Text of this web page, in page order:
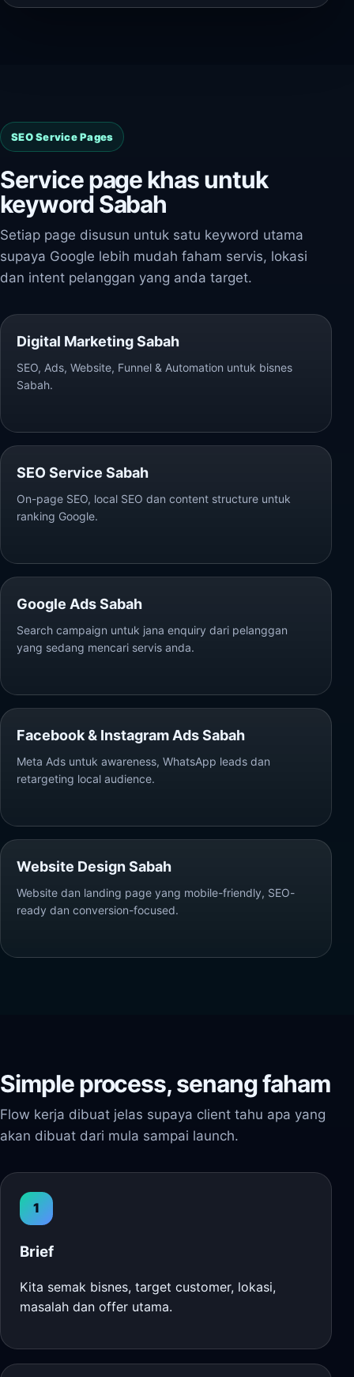
SEO Service Pages
Service page khas untuk
keyword Sabah
Setiap page disusun untuk satu keyword utama
supaya Google lebih mudah faham servis, lokasi
dan intent pelanggan yang anda target.
Digital Marketing Sabah
SEO, Ads, Website, Funnel & Automation untuk bisnes
Sabah.
SEO Service Sabah
On-page SEO, local SEO dan content structure untuk
ranking Google.
Google Ads Sabah
Search campaign untuk jana enquiry dari pelanggan
yang sedang mencari servis anda.
Facebook & Instagram Ads Sabah
Meta Ads untuk awareness, WhatsApp leads dan
retargeting local audience.
Website Design Sabah
Website dan landing page yang mobile-friendly, SEO-
ready dan conversion-focused.
Simple process, senang faham
Flow kerja dibuat jelas supaya client tahu apa yang
akan dibuat dari mula sampai launch.
1
Brief
Kita semak bisnes, target customer, lokasi,
masalah dan offer utama.